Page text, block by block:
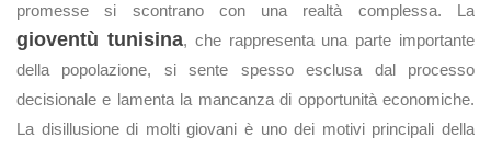
promesse si scontrano con una realtà complessa. La
gioventù tunisina, che rappresenta una parte importante
della popolazione, si sente spesso esclusa dal processo
decisionale e lamenta la mancanza di opportunità economiche.
La disillusione di molti giovani è uno dei motivi principali della